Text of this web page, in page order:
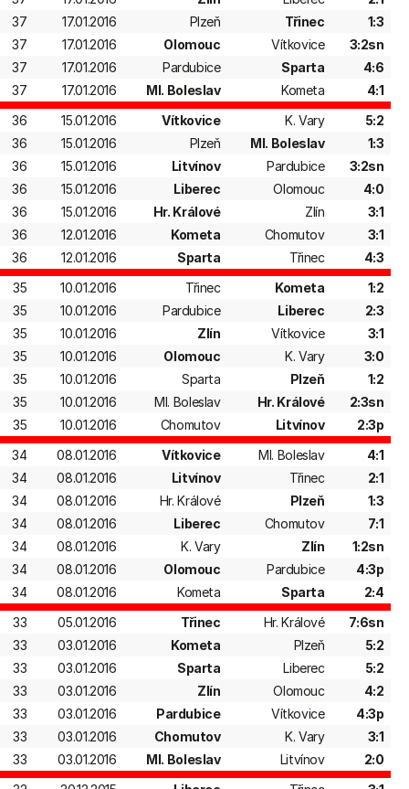
37
17.01.2016 Plzeň Třinec
1:3
37
17.01.2016 Olomouc Vítkovice
3:2sn
37
17.01.2016 Pardubice Sparta
4:6
37
17.01.2016 Ml. Boleslav Kometa
4:1
36
15.01.2016 Vítkovice K. Vary
5:2
36
15.01.2016 Plzeň Ml. Boleslav
1:3
36
15.01.2016 Litvínov Pardubice
3:2sn
36
15.01.2016 Liberec Olomouc
4:0
36
15.01.2016 Hr. Králové Zlín
3:1
36
12.01.2016 Kometa Chomutov
3:1
36
12.01.2016 Sparta Třinec
4:3
35
10.01.2016 Třinec Kometa
1:2
35
10.01.2016 Pardubice Liberec
2:3
35
10.01.2016 Zlín Vítkovice
3:1
35
10.01.2016 Olomouc K. Vary
3:0
35
10.01.2016 Sparta Plzeň
1:2
35
10.01.2016 Ml. Boleslav Hr. Králové
2:3sn
35
10.01.2016 Chomutov Litvínov
2:3p
34
08.01.2016 Vítkovice Ml. Boleslav
4:1
34
08.01.2016 Litvínov Třinec
2:1
34
08.01.2016 Hr. Králové Plzeň
1:3
34
08.01.2016 Liberec Chomutov
7:1
34
08.01.2016 K. Vary Zlín
1:2sn
34
08.01.2016 Olomouc Pardubice
4:3p
34
08.01.2016 Kometa Sparta
2:4
33
05.01.2016 Třinec Hr. Králové
7:6sn
33
03.01.2016 Kometa Plzeň
5:2
33
03.01.2016 Sparta Liberec
5:2
33
03.01.2016 Zlín Olomouc
4:2
33
03.01.2016 Pardubice Vítkovice
4:3p
33
03.01.2016 Chomutov K. Vary
3:1
33
03.01.2016 Ml. Boleslav Litvínov
2:0